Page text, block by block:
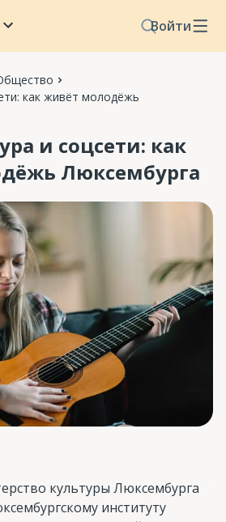
Войти
как живёт молодёжь
и соцсети: как
Люксембурга
культуры Люксембурга
институту